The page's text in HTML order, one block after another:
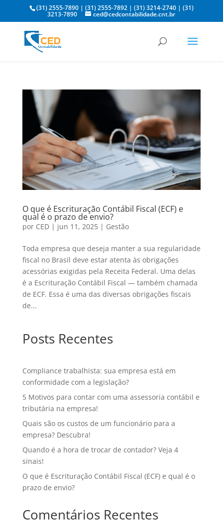
(31) 2555-7890| (31) 2555-7892| (31) 3214-2740| (31)
3213-7890 ced@cedcontabilidade.cnt.br
O que é Escrituração Contábil Fiscal (ECF) e
qual é o prazo de envio?
por CED| jun 11, 2025| Gestão
Toda empresa que deseja manter a sua regularidade
fiscal no Brasil deve estar atenta às obrigações
acessórias exigidas pela Receita Federal. Uma delas
é a Escrituração Contábil Fiscal — também chamada
de ECF. Essa é uma das diversas obrigações fiscais
de...
Posts Recentes
Compliance trabalhista: sua empresa está em
conformidade com a legislação?
5 Motivos para contar com uma assessoria contábil e
tributária na empresa!
Quais são os custos de um funcionário para a
empresa? Descubra!
Quando é a hora de trocar de contador? Veja 4
sinais!
O que é Escrituração Contábil Fiscal (ECF) e qual é o
prazo de envio?
Comentários Recentes